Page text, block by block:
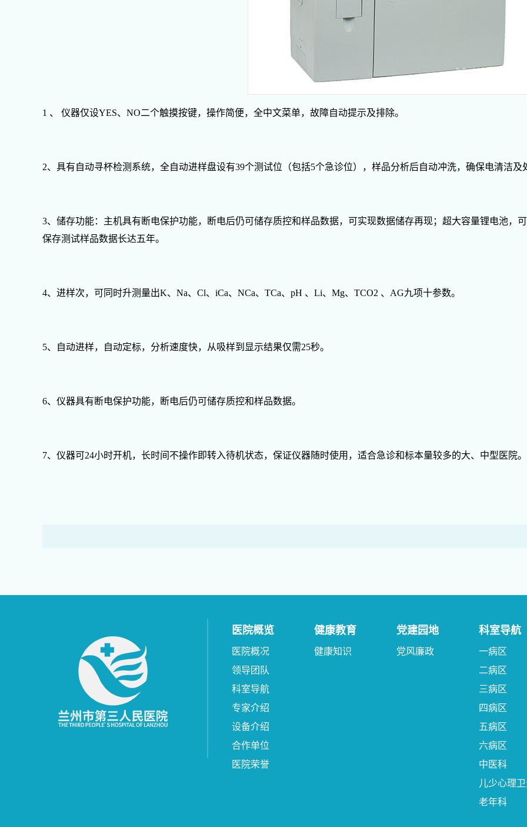
1 、 仪器仅设YES、NO二个触摸按键，操作简便，全中文菜单，故障自动提示及排除。
2、具有自动寻杯检测系统，全自动进样盘设有39个测试位（包括5个急诊位），样品分析后自动冲洗，确保电清洁及
3、储存功能：主机具有断电保护功能，断电后仍可储存质控和样品数据，可实现数据储存再现；超大容量锂电池，
保存测试样品数据长达五年。
4、进样次，可同时升测量出K、Na、Cl、iCa、NCa、TCa、pH 、Li、Mg、TCO2 、AG九项十参数。
5、自动进样，自动定标，分析速度快，从吸样到显示结果仅需25秒。
6、仪器具有断电保护功能，断电后仍可储存质控和样品数据。
7、仪器可24小时开机，长时间不操作即转入待机状态，保证仪器随时使用，适合急诊和标本量较多的大、中型医院。
医院概览
医院概况
领导团队
科室导航
专家介绍
设备介绍
合作单位
医院荣誉
健康教育
健康知识
党建园地
党风廉政
科室导航
一病区
二病区
三病区
四病区
五病区
六病区
中医科
儿少心理
老年科